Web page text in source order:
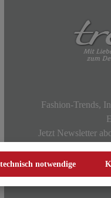
Fashion-Trends,
Jetzt Newsletter
notwendige